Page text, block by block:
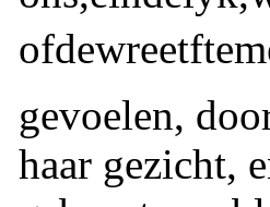
gevoelen,
haar gezicht,